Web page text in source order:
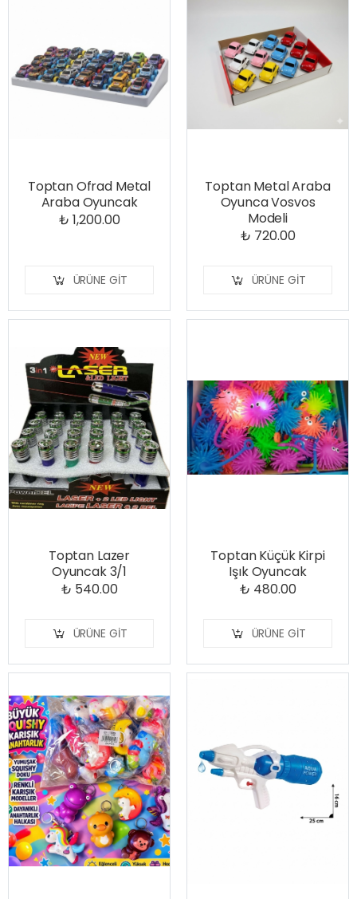
Toptan Ofrad Metal
Araba Oyuncak
₺ 1,200.00
ÜRÜNE GIT
Toptan Metal Araba
Oyunca Vosvos
Modeli
₺ 720.00
ÜRÜNE GIT
Toptan Lazer
Oyuncak 3/1
₺ 540.00
ÜRÜNE GIT
Toptan Küçük Kirpi
Işık Oyuncak
₺ 480.00
ÜRÜNE GIT